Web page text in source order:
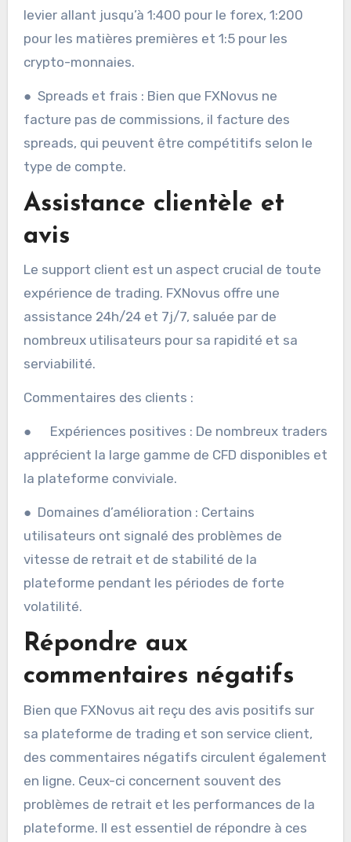
levier allant jusqu’à 1:400 pour le forex, 1:200
pour les matières premières et 1:5 pour les
crypto-monnaies.
● Spreads et frais : Bien que FXNovus ne
facture pas de commissions, il facture des
spreads, qui peuvent être compétitifs selon le
type de compte.
Assistance clientèle et
avis
Le support client est un aspect crucial de toute
expérience de trading. FXNovus offre une
assistance 24h/24 et 7j/7, saluée par de
nombreux utilisateurs pour sa rapidité et sa
serviabilité.
Commentaires des clients :
● Expériences positives : De nombreux traders
apprécient la large gamme de CFD disponibles et
la plateforme conviviale.
● Domaines d’amélioration : Certains
utilisateurs ont signalé des problèmes de
vitesse de retrait et de stabilité de la
plateforme pendant les périodes de forte
volatilité.
Répondre aux
commentaires négatifs
Bien que FXNovus ait reçu des avis positifs sur
sa plateforme de trading et son service client,
des commentaires négatifs circulent également
en ligne. Ceux-ci concernent souvent des
problèmes de retrait et les performances de la
plateforme. Il est essentiel de répondre à ces